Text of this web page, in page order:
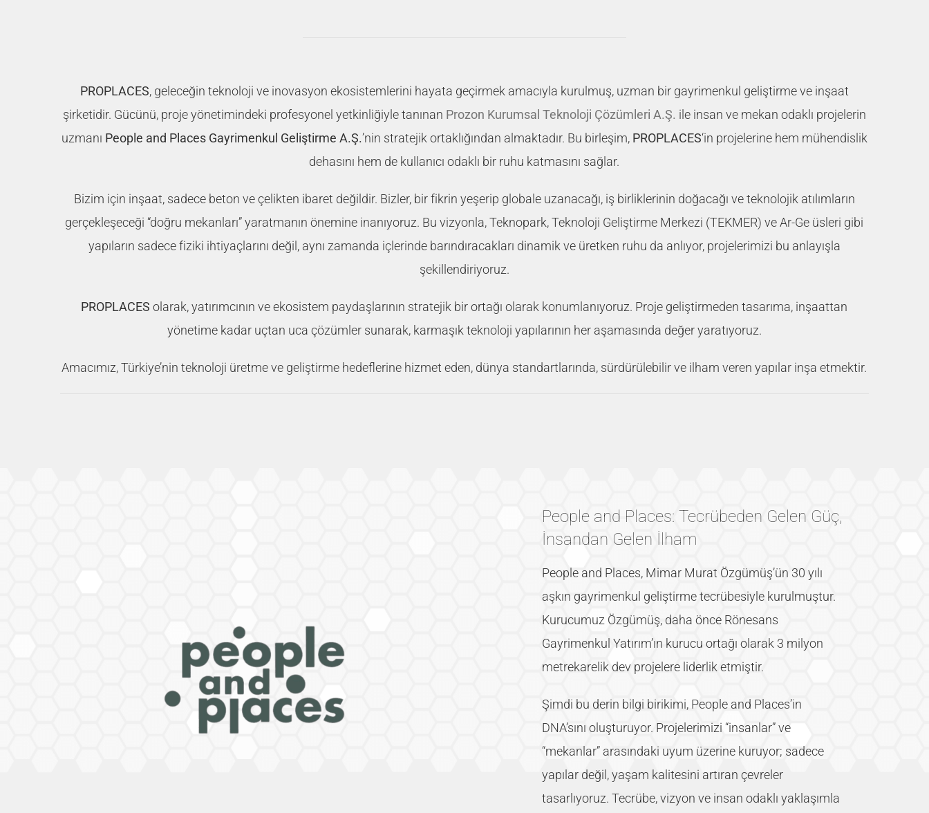
PROPLACES, geleceğin teknoloji ve inovasyon ekosistemlerini hayata geçirmek amacıyla kurulmuş, uzman bir gayrimenkul geliştirme ve inşaat
şirketidir. Gücünü, proje yönetimindeki profesyonel yetkinliğiyle tanınan Prozon Kurumsal Teknoloji Çözümleri A.Ş. ile insan ve mekan odaklı projelerin
uzmanı People and Places Gayrimenkul Geliştirme A.Ş.’nin stratejik ortaklığından almaktadır. Bu birleşim, PROPLACES‘in projelerine hem mühendislik
dehasını hem de kullanıcı odaklı bir ruhu katmasını sağlar.
Bizim için inşaat, sadece beton ve çelikten ibaret değildir. Bizler, bir fikrin yeşerip globale uzanacağı, iş birliklerinin doğacağı ve teknolojik atılımların
gerçekleşeceği “doğru mekanları” yaratmanın önemine inanıyoruz. Bu vizyonla, Teknopark, Teknoloji Geliştirme Merkezi (TEKMER) ve Ar-Ge üsleri gibi
yapıların sadece fiziki ihtiyaçlarını değil, aynı zamanda içlerinde barındıracakları dinamik ve üretken ruhu da anlıyor, projelerimizi bu anlayışla
şekillendiriyoruz.
PROPLACES olarak, yatırımcının ve ekosistem paydaşlarının stratejik bir ortağı olarak konumlanıyoruz. Proje geliştirmeden tasarıma, inşaattan
yönetime kadar uçtan uca çözümler sunarak, karmaşık teknoloji yapılarının her aşamasında değer yaratıyoruz.
Amacımız, Türkiye’nin teknoloji üretme ve geliştirme hedeflerine hizmet eden, dünya standartlarında, sürdürülebilir ve ilham veren yapılar inşa etmektir.
People and Places: Tecrübeden Gelen Güç,
İnsandan Gelen İlham
People and Places, Mimar Murat Özgümüş’ün 30 yılı
aşkın gayrimenkul geliştirme tecrübesiyle kurulmuştur.
Kurucumuz Özgümüş, daha önce Rönesans
Gayrimenkul Yatırım’ın kurucu ortağı olarak 3 milyon
metrekarelik dev projelere liderlik etmiştir.
Şimdi bu derin bilgi birikimi, People and Places’in
DNA’sını oluşturuyor. Projelerimizi “insanlar” ve
“mekanlar” arasındaki uyum üzerine kuruyor; sadece
yapılar değil, yaşam kalitesini artıran çevreler
tasarlıyoruz. Tecrübe, vizyon ve insan odaklı yaklaşımla